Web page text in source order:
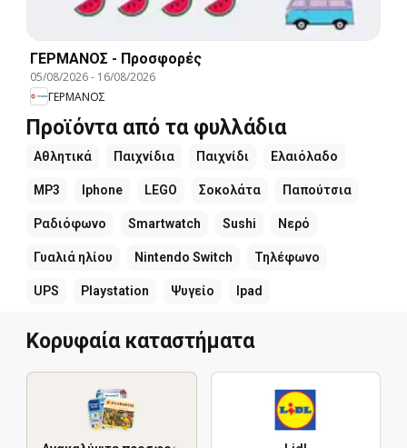
ΓΕΡΜΑΝΟΣ - Προσφορές
05/08/2026- 16/08/2026
ΓΕΡΜΑΝΟΣ
Προϊόντα από τα φυλλάδια
Αθλητικά Παιχνίδια Παιχνίδι Ελαιόλαδο
MP3 Iphone LEGO Σοκολάτα Παπούτσια
Ραδιόφωνο Smartwatch Sushi Νερό
Γυαλιά ηλίου Nintendo Switch Τηλέφωνο
UPS Playstation Ψυγείο Ipad
Κορυφαία καταστήματα